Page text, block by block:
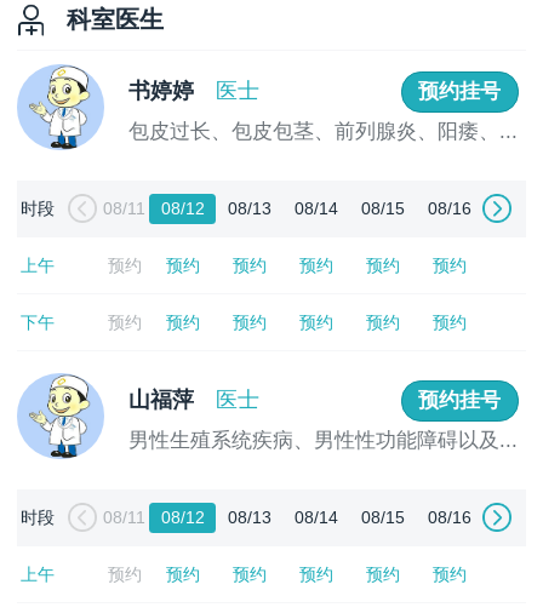
科室医生
书婷婷 医士
预约挂号
包皮过长、包皮包茎、前列腺炎、阳痿、...
时段 08/11 08/12 08/13 08/14 08/15 08/16
上午 预约 预约 预约 预约 预约 预约
下午 预约 预约 预约 预约 预约 预约
山福萍 医士
预约挂号
男性生殖系统疾病、男性性功能障碍以及...
时段 08/11 08/12 08/13 08/14 08/15 08/16
上午 预约 预约 预约 预约 预约 预约